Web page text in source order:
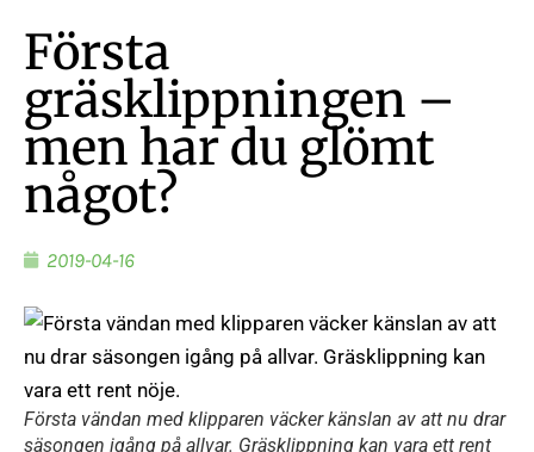
Första
gräsklippningen –
men har du glömt
något?
2019-04-16
Första vändan med klipparen väcker känslan av att nu drar
säsongen igång på allvar. Gräsklippning kan vara ett rent